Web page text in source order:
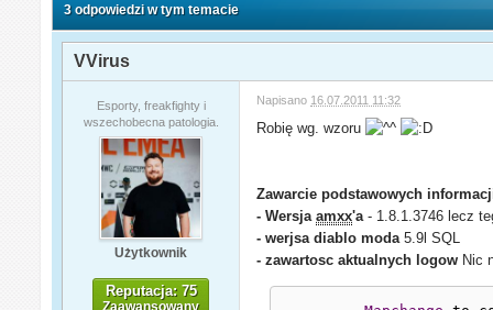
3 odpowiedzi w tym temacie
VVirus
Esporty, freakfighty i
wszechobecna patologia.
Użytkownik
Reputacja: 75
Zaawansowany
Napisano 16.07.2011 11:32
Robię wg. wzoru
Zawarcie podstawowych
- Wersjaamxx'a- 1.8.1.3746 lecz
- werjsa diablo moda5.9l SQL
- zawartosc aktualnych logow Nic